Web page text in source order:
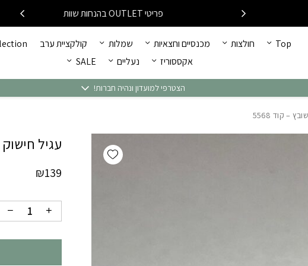
פריטי OUTLET בהנחות שוות
Top חולצות מכנסיים וחצאיות שמלות קולקציית ערב
אקססוריז
נעליים SALE
הצטרפי למועדון ונהיה חברות!
– קוד 5568
עגיל חישוק
₪139
Add wishlist